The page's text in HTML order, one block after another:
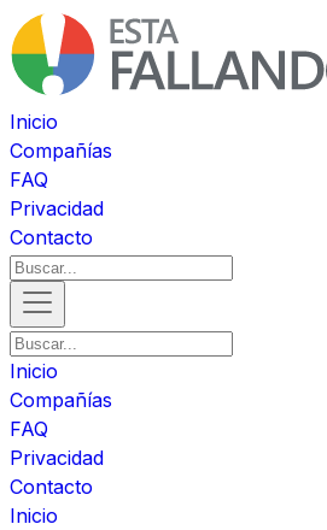
Inicio
Compañías
FAQ
Privacidad
Contacto
Inicio
Compañías
FAQ
Privacidad
Contacto
Inicio